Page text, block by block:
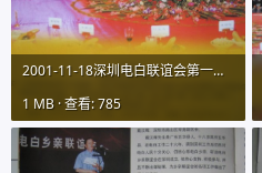
2001-11-18深圳电白联谊会第一期会刊图片01IMG_9731 (18).JPG
1 MB · 查看: 785